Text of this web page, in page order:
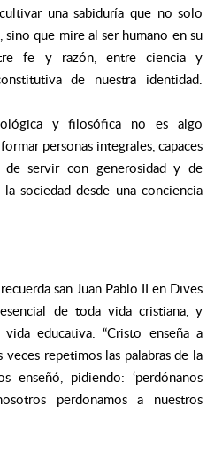
una sabiduría que no solo
sino que mire al ser humano en su
fe y razón, entre ciencia y
de nuestra identidad.
y filosófica no es algo
personas integrales, capaces
servir con generosidad y de
sociedad desde una conciencia
san Juan Pablo II en Dives
de toda vida cristiana, y
educativa: “Cristo enseña a
veces repetimos las palabras de la
enseñó, pidiendo: ‘perdónanos
perdonamos a nuestros